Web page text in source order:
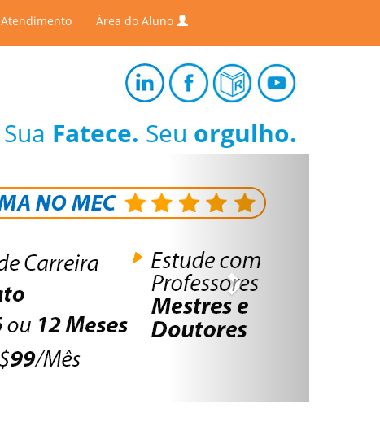
Atendimento Área do Aluno
Sua Fatece. Seu orgulho.